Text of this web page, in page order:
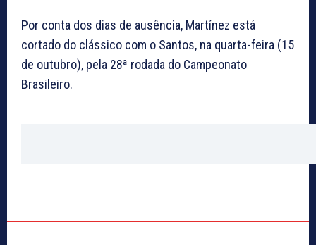
Por conta dos dias de ausência, Martínez está
cortado do clássico com o Santos, na quarta-feira (15
de outubro), pela 28ª rodada do Campeonato
Brasileiro.